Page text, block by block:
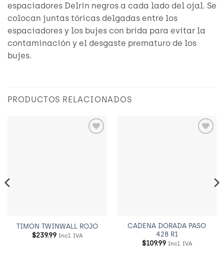
espaciadores Delrin negros a cada lado del ojal. Se
colocan juntas tóricas delgadas entre los
espaciadores y los bujes con brida para evitar la
contaminación y el desgaste prematuro de los
bujes.
PRODUCTOS RELACIONADOS
TIMON TWINWALL ROJO
$239.99 Incl. IVA
CADENA DORADA PASO
428 R1
$109.99 Incl. IVA